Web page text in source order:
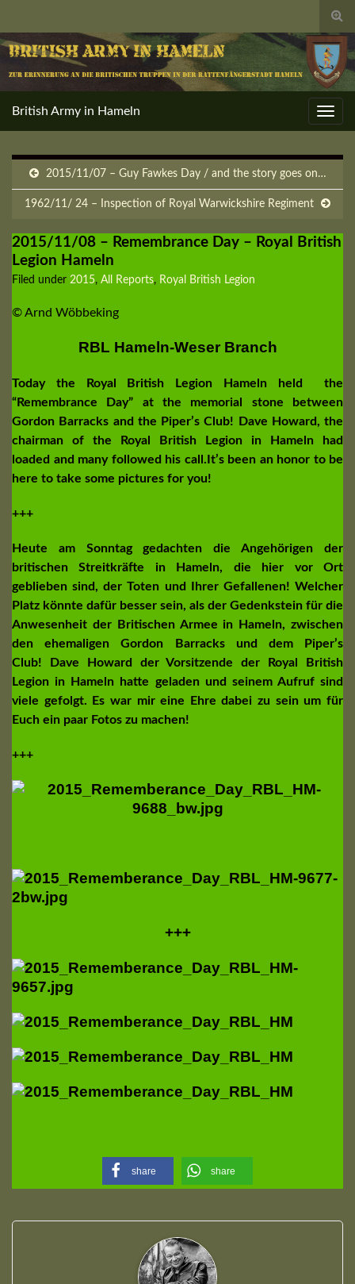
British Army in Hameln
2015/11/07 – Guy Fawkes Day / and the story goes on…
1962/11/ 24 – Inspection of Royal Warwickshire Regiment
2015/11/08 – Remembrance Day – Royal British
Legion Hameln
Filed under 2015, All Reports, Royal British Legion
© Arnd Wöbbeking
RBL Hameln-Weser Branch
Today the Royal British Legion Hameln held the
“Remembrance Day” at the memorial stone between
Gordon Barracks and the Piper’s Club! Dave Howard, the
chairman of the Royal British Legion in Hameln had
loaded and many followed his call.It’s been an honor to be
here to take some pictures for you!
+++
Heute am Sonntag gedachten die Angehörigen der
britischen Streitkräfte in Hameln, die hier vor Ort
geblieben sind, der Toten und Ihrer Gefallenen! Welcher
Platz könnte dafür besser sein, als der Gedenkstein für die
Anwesenheit der Britischen Armee in Hameln, zwischen
den ehemaligen Gordon Barracks und dem Piper’s
Club! Dave Howard der Vorsitzende der Royal British
Legion in Hameln hatte geladen und seinem Aufruf sind
viele gefolgt. Es war mir eine Ehre dabei zu sein um für
Euch ein paar Fotos zu machen!
+++
+++
share share